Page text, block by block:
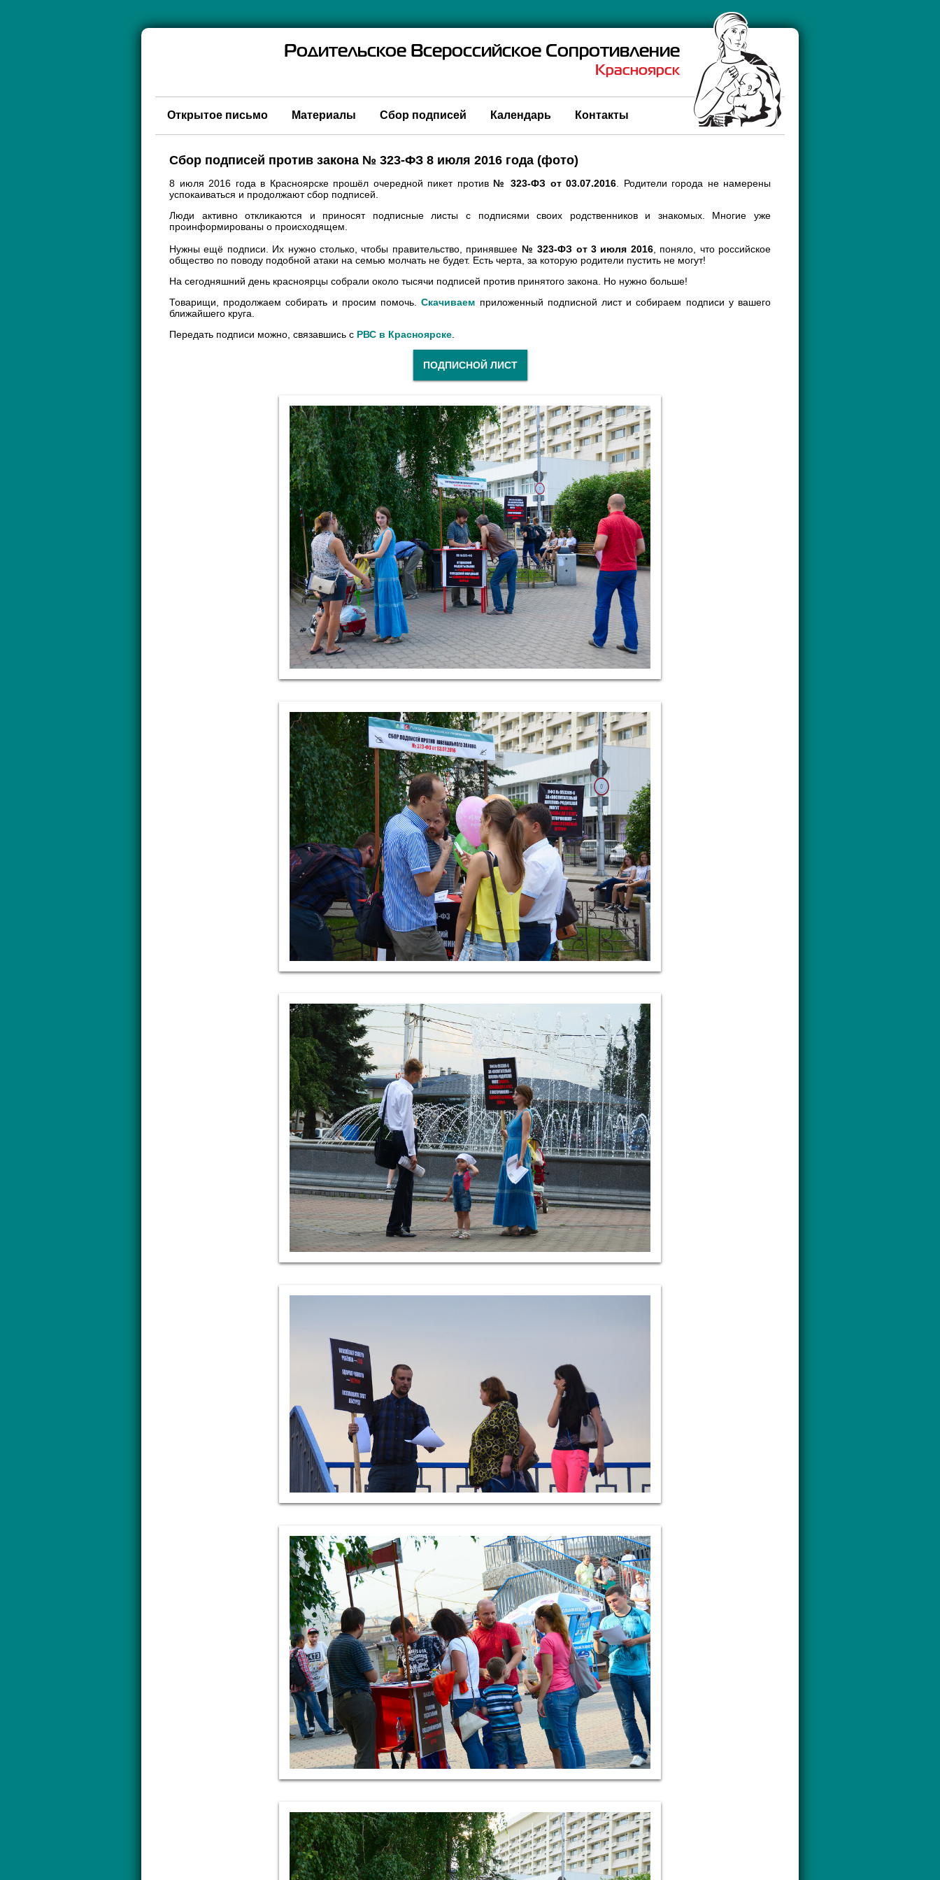
Родительское Всероссийское Сопротивление
Красноярск
Открытое письмо Материалы Сбор подписей Календарь Контакты
Сбор подписей против закона № 323-ФЗ 8 июля 2016 года (фото)
8 июля 2016 года в Красноярске прошёл очередной пикет против № 323-ФЗ от 03.07.2016 . Родители города не намерены
успокаиваться и продолжают сбор подписей.
Люди активно откликаются и приносят подписные листы с подписями своих родственников и знакомых. Многие уже
проинформированы о происходящем.
Нужны ещё подписи. Их нужно столько, чтобы правительство, принявшее № 323-ФЗ от 3 июля 2016, поняло, что российское
общество по поводу подобной атаки на семью молчать не будет. Есть черта, за которую родители пустить не могут!
На сегодняшний день красноярцы собрали около тысячи подписей против принятого закона. Но нужно больше!
Товарищи, продолжаем собирать и просим помочь.Скачиваем приложенный подписной лист и собираем подписи у вашего
ближайшего круга.
Передать подписи можно, связавшись с РВС в Красноярске
ПОДПИСНОЙ ЛИСТ